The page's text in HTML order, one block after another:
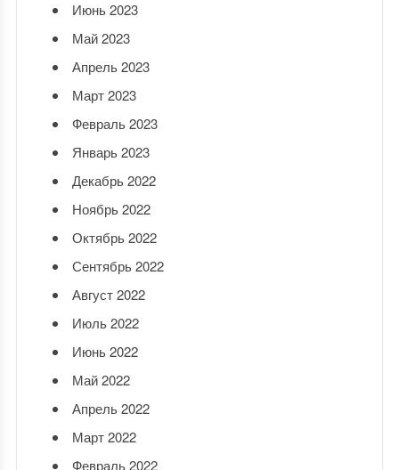
Июнь 2023
Май 2023
Апрель 2023
Март 2023
Февраль 2023
Январь 2023
Декабрь 2022
Ноябрь 2022
Октябрь 2022
Сентябрь 2022
Август 2022
Июль 2022
Июнь 2022
Май 2022
Апрель 2022
Март 2022
Февраль 2022